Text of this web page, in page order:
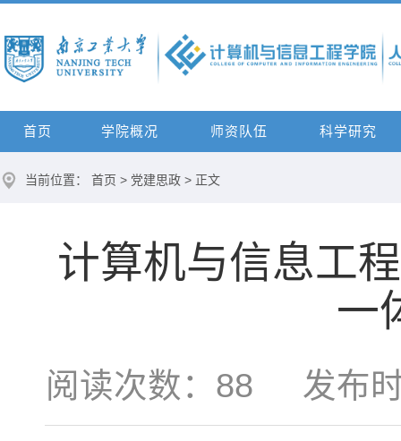
首页 学院概况 师资队伍 科学研究
当前位置： 首页 > 党建思政 > 正文
计算机与信息工
一
阅读次数： 88 发布时